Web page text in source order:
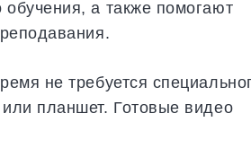
а также помогают
не требуется
планшет. Готовые видео